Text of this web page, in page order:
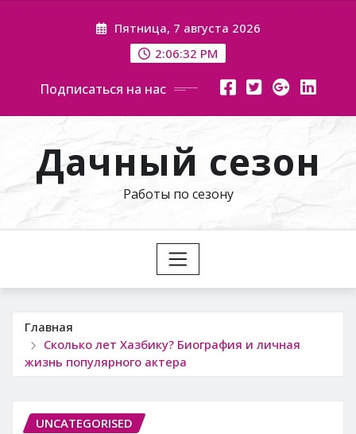
Пятница, 7 августа 2026
2:06:33 PM
Подписаться на нас
Дачный сезон
Работы по сезону
Главная
Сколько лет Хазбику? Биография и личная
жизнь популярного актера
UNCATEGORISED